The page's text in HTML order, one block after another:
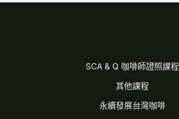
SCA & Q 咖啡師證照課程
其他課程
永續發展台灣咖啡